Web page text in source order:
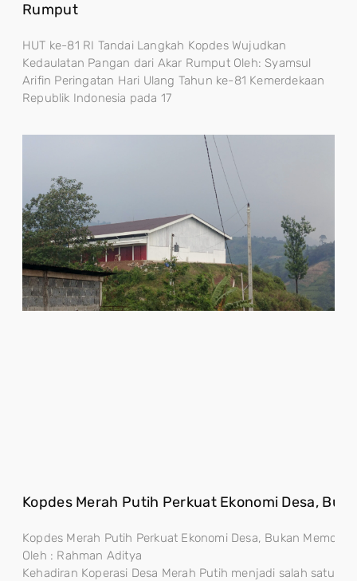
Rumput
HUT ke-81 RI Tandai Langkah Kopdes Wujudkan
Kedaulatan Pangan dari Akar Rumput Oleh: Syamsul
Arifin Peringatan Hari Ulang Tahun ke-81 Kemerdekaan
Republik Indonesia pada 17
Kopdes Merah Putih Perkuat Ekonomi Desa,
Kopdes Merah Putih Perkuat Ekonomi Desa, Bukan
Oleh : Rahman Aditya
Kehadiran Koperasi Desa Merah Putih menjadi salah satu